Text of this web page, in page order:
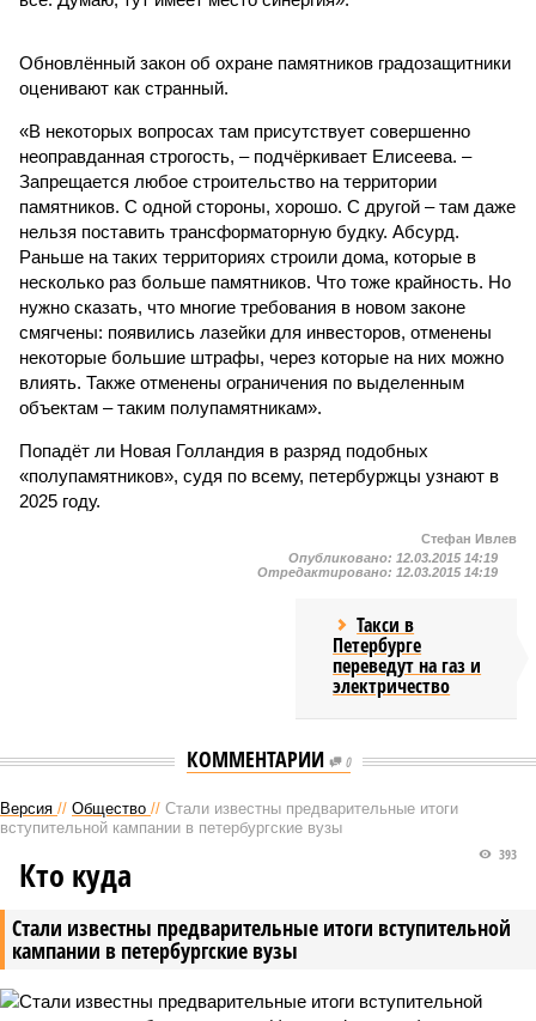
Обновлённый закон об охране памятников градозащитники
оценивают как странный.
«В некоторых вопросах там присутствует совершенно
неоправданная строгость, – подчёркивает Елисеева. –
Запрещается любое строительство на территории
памятников. С одной стороны, хорошо. С другой – там даже
нельзя поставить трансформаторную будку. Абсурд.
Раньше на таких территориях строили дома, которые в
несколько раз больше памятников. Что тоже крайность. Но
нужно сказать, что многие требования в новом законе
смягчены: появились лазейки для инвесторов, отменены
некоторые большие штрафы, через которые на них можно
влиять. Также отменены ограничения по выделенным
объектам – таким полупамятникам».
Попадёт ли Новая Голландия в разряд подобных
«полупамятников», судя по всему, петербуржцы узнают в
2025 году.
Стефан Ивлев
Опубликовано: 12.03.2015 14:19
Отредактировано: 12.03.2015 14:19
Такси в
Петербурге
переведут на газ и
электричество
КОММЕНТАРИИ 0
Версия // Общество // Стали известны предварительные итоги
вступительной кампании в петербургские вузы
Стали известны предварительные итоги вступительной
кампании в петербургские вузы
393
Кто куда